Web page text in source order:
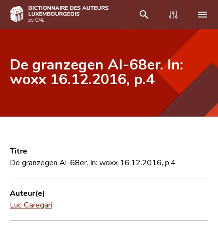
DE
Foire aux questions
CNL
Équipe scientifique
Contact
De granzegen Al-68er. In:
woxx 16.12.2016, p.4
Titre
De granzegen Al-68er. In: woxx 16.12.2016, p.4
Auteur(e)
Luc Caregari